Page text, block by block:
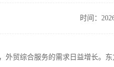
时间：
外贸综合服务的需求日益增长。